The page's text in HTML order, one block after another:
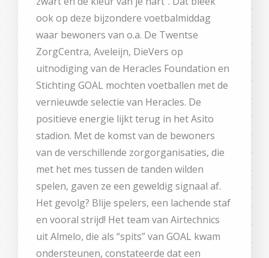
ook op deze bijzondere voetbalmiddag
waar bewoners van o.a. De Twentse
ZorgCentra, Aveleijn, DieVers op
uitnodiging van de Heracles Foundation en
Stichting GOAL mochten voetballen met de
vernieuwde selectie van Heracles. De
positieve energie lijkt terug in het Asito
stadion. Met de komst van de bewoners
van de verschillende zorgorganisaties, die
met het mes tussen de tanden wilden
spelen, gaven ze een geweldig signaal af.
Het gevolg? Blije spelers, een lachende staf
en vooral strijd! Het team van Airtechnics
uit Almelo, die als “spits” van GOAL kwam
ondersteunen, constateerde dat een